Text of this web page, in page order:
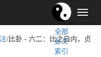
易
经
化,
全部
卦爻
索引
/比卦 - 六二：比之自内，贞